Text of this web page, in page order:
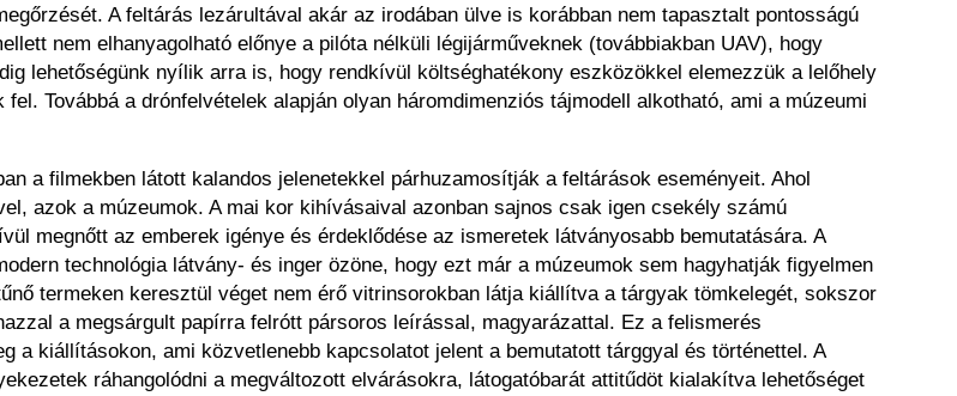
A feltárás lezárultával akár az irodában ülve is korábban nem tapasztalt pontosságú
nem elhanyagolható előnye a pilóta nélküli légijárműveknek (továbbiakban UAV), hogy
lehetőségünk nyílik arra is, hogy rendkívül költséghatékony eszközökkel elemezzük a lelőhely
Továbbá a drónfelvételek alapján olyan háromdimenziós tájmodell alkotható, ami a múzeumi
a filmekben látott kalandos jelenetekkel párhuzamosítják a feltárások eseményeit. Ahol
azok a múzeumok. A mai kor kihívásaival azonban sajnos csak igen csekély számú
megnőtt az emberek igénye és érdeklődése az ismeretek látványosabb bemutatására. A
technológia látvány- és inger özöne, hogy ezt már a múzeumok sem hagyhatják figyelmen
termeken keresztül véget nem érő vitrinsorokban látja kiállítva a tárgyak tömkelegét, sokszor
a megsárgult papírra felrótt pársoros leírással, magyarázattal. Ez a felismerés
a kiállításokon, ami közvetlenebb kapcsolatot jelent a bemutatott tárggyal és történettel. A
ráhangolódni a megváltozott elvárásokra, látogatóbarát attitűdöt kialakítva lehetőséget